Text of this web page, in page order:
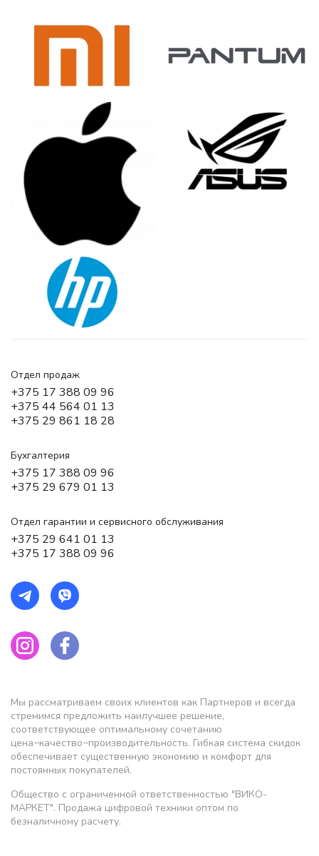
Отдел продаж
+375 17 388 09 96
+375 44 564 01 13
+375 29 861 18 28
Бухгалтерия
+375 17 388 09 96
+375 29 679 01 13
Отдел гарантии и сервисного обслуживания
+375 29 641 01 13
+375 17 388 09 96
Мы рассматриваем своих клиентов как Партнеров и всегда
стремимся предложить наилучшее решение,
соответствующее оптимальному сочетанию
цена−качество−производительность. Гибкая система скидок
обеспечивает существенную экономию и комфорт для
постоянных покупателей.
Общество с ограниченной ответственностью "ВИКО-
МАРКЕТ". Продажа цифровой техники оптом по
безналичному расчету.